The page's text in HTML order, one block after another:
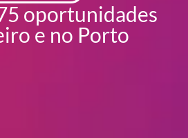
oportunidades
e no Porto